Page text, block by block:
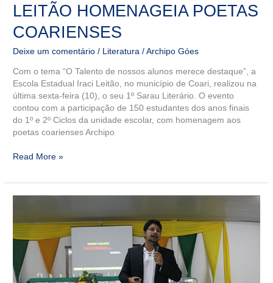
LEITÃO HOMENAGEIA POETAS
COARIENSES
Deixe um comentário / Literatura /Archipo Góes
Com o tema “O Talento de nossos alunos merece destaque”, a
Escola Estadual Iraci Leitão, no município de Coari, realizou na
última sexta-feira (10), o seu 1º Sarau Literário. O evento
contou com a participação de 150 estudantes dos anos finais
do 1º e 2º Ciclos da unidade escolar, com homenagem aos
poetas coarienses Archipo
Read More »
IFAM
lança
livro
sobre
resistências,